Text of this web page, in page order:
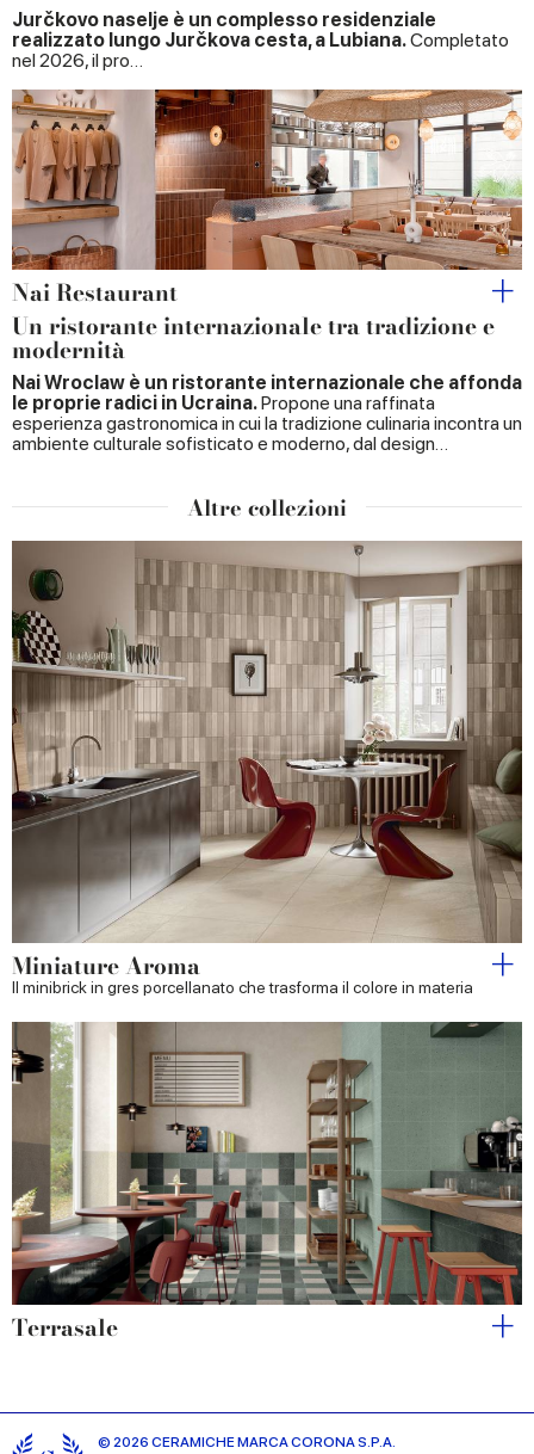
Jurčkovo naselje è un complesso residenziale
realizzato lungo Jurčkova cesta, a Lubiana.Completato
nel 2026, il pro…
Nai Restaurant
Un ristorante internazionale tra tradizione e
modernità
Nai Wroclaw è un ristorante internazionale che affonda
le proprie radici in Ucraina.Propone una raffinata
esperienza gastronomica in cui la tradizione culinaria incontra un
ambiente culturale sofisticato e moderno, dal design…
Altre collezioni
Miniature Aroma
Il minibrick in gres porcellanato che trasforma il colore in materia
Terrasale
© 2026 CERAMICHE MARCA CORONA S.P.A.